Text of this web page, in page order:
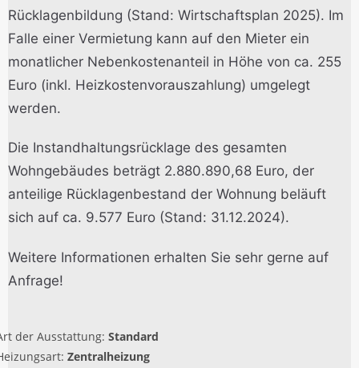
Rücklagenbildung (Stand: Wirtschaftsplan 2025). Im
Falle einer Vermietung kann auf den Mieter ein
monatlicher Nebenkostenanteil in Höhe von ca. 255
Euro (inkl. Heizkostenvorauszahlung) umgelegt
werden.
Die Instandhaltungsrücklage des gesamten
Wohngebäudes beträgt 2.880.890,68 Euro, der
anteilige Rücklagenbestand der Wohnung beläuft
sich auf ca. 9.577 Euro (Stand: 31.12.2024).
Weitere Informationen erhalten Sie sehr gerne auf
Anfrage!
der Ausstattung: Standard
Zentralheizung